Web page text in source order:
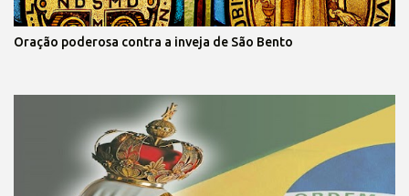
Oração poderosa contra a inveja de São Bento